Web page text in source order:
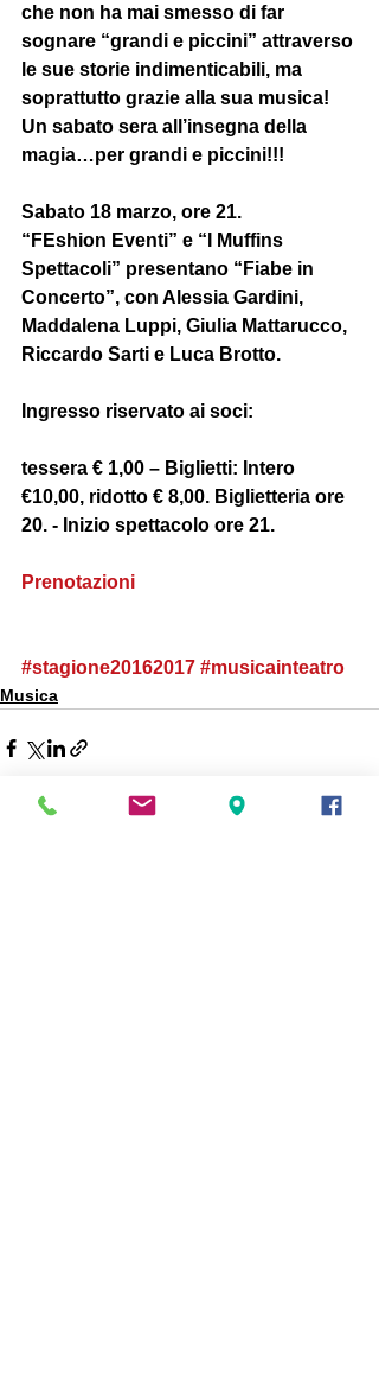
che non ha mai smesso di far
sognare “grandi e piccini” attraverso
le sue storie indimenticabili, ma
soprattutto grazie alla sua musica!
Un sabato sera all’insegna della
magia…per grandi e piccini!!!
Sabato 18 marzo, ore 21.
“FEshion Eventi” e “I Muffins
Spettacoli” presentano “Fiabe in
Concerto”, con Alessia Gardini,
Maddalena Luppi, Giulia Mattarucco,
Riccardo Sarti e Luca Brotto.
Ingresso riservato ai soci:
tessera € 1,00 – Biglietti: Intero
€10,00, ridotto € 8,00. Biglietteria ore
20. - Inizio spettacolo ore 21.
Prenotazioni
#stagione20162017 #musicainteatro
Musica